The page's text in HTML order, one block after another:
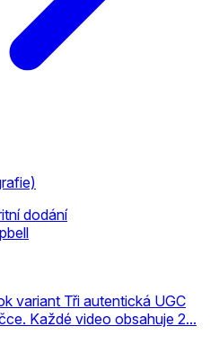
dodání
variant Tři autentická UGC
Každé video obsahuje 2...